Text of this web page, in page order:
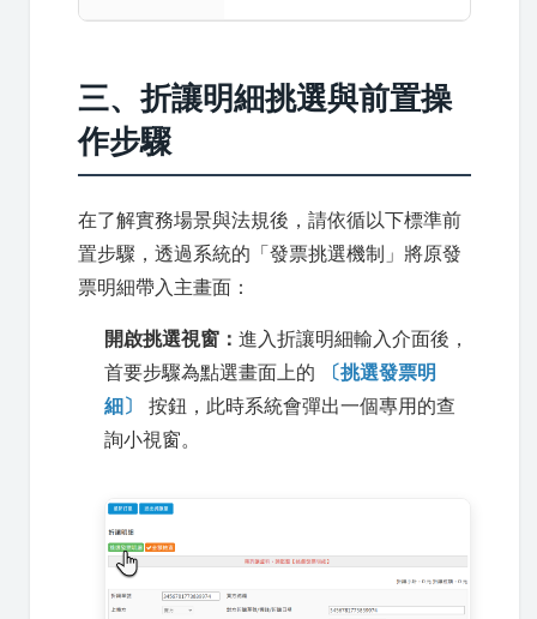
三、折讓明細挑選與前置操
作步驟
在了解實務場景與法規後，請依循以下標準前
置步驟，透過系統的「發票挑選機制」將原發
票明細帶入主畫面：
開啟挑選視窗： 進入折讓明細輸入介面後，
首要步驟為點選畫面上的
〔挑選發票明
細〕
按鈕，此時系統會彈出一個專用的查
詢小視窗。